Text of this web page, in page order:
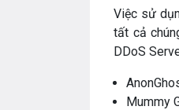
Việc sử
tất cả
DDoS
Mummy